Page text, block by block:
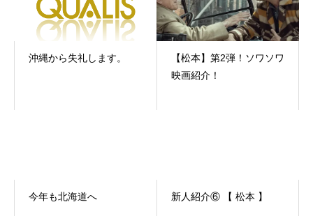
沖縄から失礼します。
【松本】第2弾！ソワソワ
映画紹介！
今年も北海道へ 新人紹介⑥ 【 松本 】